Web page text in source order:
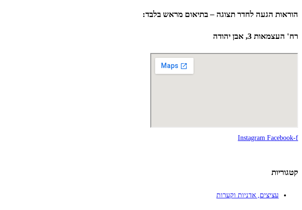
הוראות הגעה לחדר תצוגה – בתיאום מראש בלבד:
רח' העצמאות 3, אבן יהודה
Instagram Facebook-f
קטגוריות
עציצים, אדניות וקערות